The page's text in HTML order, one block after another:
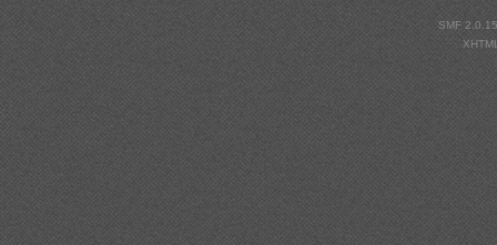
SMF 2.0.15